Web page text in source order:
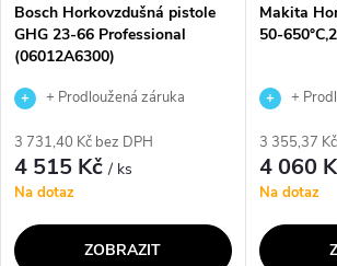
Bosch Horkovzdušná pistole
GHG 23-66 Professional
(06012A6300)
+ Prodloužená záruka
3 731,40 Kč bez DPH
4 515 Kč/ ks
Na dotaz
ZOBRAZIT
Makita
50-
+
3 355,37
4 060
Na dotaz